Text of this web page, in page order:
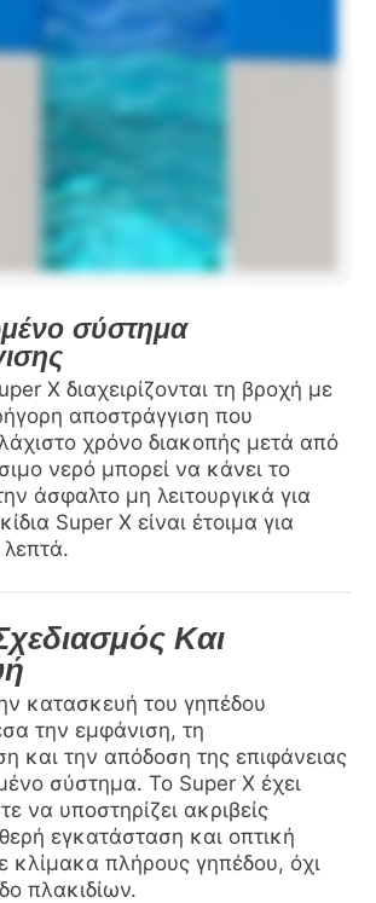
σύστημα
X διαχειρίζονται τη βροχή με
αποστράγγιση που
χρόνο διακοπής μετά από
νερό μπορεί να κάνει το
άσφαλτο μη λειτουργικά για
Super X είναι έτοιμα για
Και
κατασκευή του γηπέδου
την εμφάνιση, τη
και την απόδοση της επιφάνειας
σύστημα. Το Super X έχει
να υποστηρίζει ακριβείς
εγκατάσταση και οπτική
κλίμακα πλήρους γηπέδου, όχι
πλακιδίων.